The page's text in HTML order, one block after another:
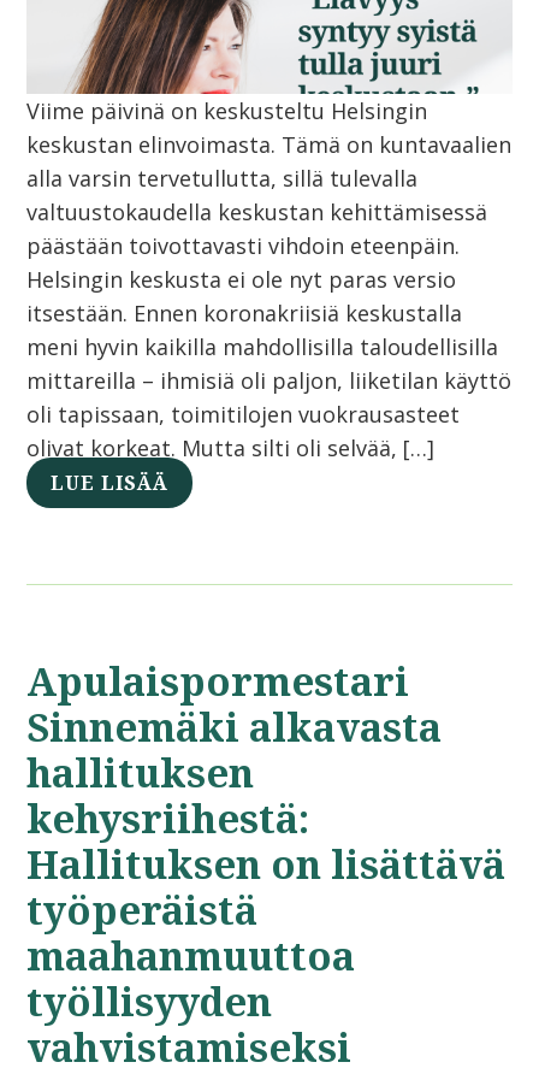
Viime päivinä on keskusteltu Helsingin
keskustan elinvoimasta. Tämä on kuntavaalien
alla varsin tervetullutta, sillä tulevalla
valtuustokaudella keskustan kehittämisessä
päästään toivottavasti vihdoin eteenpäin.
Helsingin keskusta ei ole nyt paras versio
itsestään. Ennen koronakriisiä keskustalla
meni hyvin kaikilla mahdollisilla taloudellisilla
mittareilla – ihmisiä oli paljon, liiketilan käyttö
oli tapissaan, toimitilojen vuokrausasteet
olivat korkeat. Mutta silti oli selvää, […]
LUE LISÄÄ
Apulaispormestari
Sinnemäki alkavasta
hallituksen
kehysriihestä:
Hallituksen on lisättävä
työperäistä
maahanmuuttoa
työllisyyden
vahvistamiseksi